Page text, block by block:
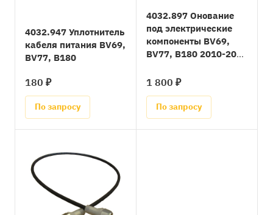
4032.947 Уплотнитель
кабеля питания BV69,
BV77, B180
180 ₽
По запросу
4032.897 Онование
под электрические
компоненты BV69,
BV77, B180 2010-2012
1 800 ₽
По запросу